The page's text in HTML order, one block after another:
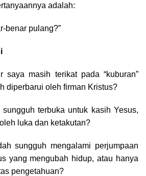
adalah:
benar pulang?”
saya masih terikat pada “kuburan”
diperbarui oleh firman Kristus?
terbuka untuk kasih Yesus,
luka dan ketakutan?
sungguh mengalami perjumpaan
yang mengubah hidup, atau hanya
pengetahuan?